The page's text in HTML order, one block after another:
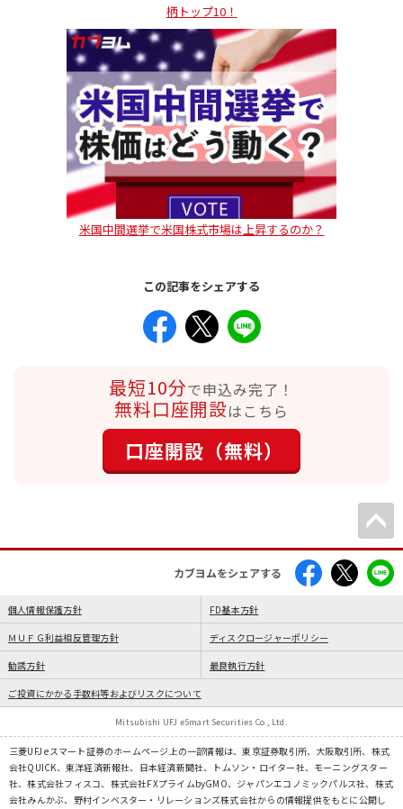
柄トップ10！
米国中間選挙で米国株式市場は上昇するのか？
この記事をシェアする
最短10分で申込み完了！
無料口座開設はこちら
口座開設（無料）
カブヨムをシェアする
個人情報保護方針 FD基本方針
ＭＵＦＧ利益相反管理方針 ディスクロージャーポリシー
勧誘方針 最良執行方針
ご投資にかかる手数料等およびリスクについて
Mitsubishi UFJ eSmart Securities Co., Ltd.
三菱UFJ eスマート証券のホームページ上の一部情報は、東京証券取引所、大阪取引所、株式
会社QUICK、東洋経済新報社、日本経済新聞社、トムソン・ロイター社、モーニングスター
社、株式会社フィスコ、株式会社FXプライムbyGMO、ジャパンエコノミックパルス社、株式
会社みんかぶ、野村インベスター・リレーションズ株式会社からの情報提供をもとに公開し